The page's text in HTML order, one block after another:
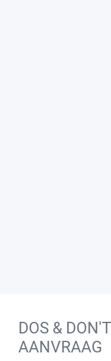
DOS &
AANVRAAG